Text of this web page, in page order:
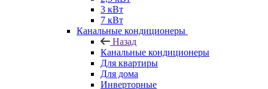
3 кВт
7 кВт
Канальные кондиционеры
Назад
Канальные кондиционеры
Для квартиры
Для дома
Инверторные